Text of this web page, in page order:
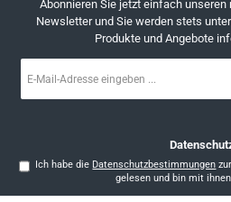
Abonnieren Sie jetzt einfach
Newsletter und Sie werden stets
Produkte und Angebote
Mail-
Ich habe die Datenschutzbestimmungen
gelesen und bin mit